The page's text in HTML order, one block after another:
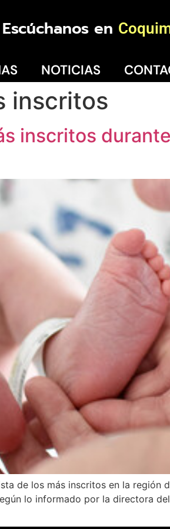
Escúchanos en
NOTICIAS
inscritos
inscritos
de los más inscritos en la
lo informado por la directora